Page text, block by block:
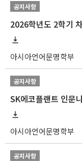
공지사항
아시아언어문명학부
공지사항
아시아언어문명학부
공지사항